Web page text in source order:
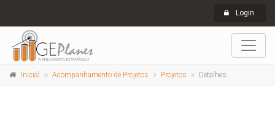
Login
Inicial Acompanhamento de Projetos Projetos Detalhes